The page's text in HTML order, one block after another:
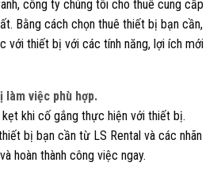
công ty chúng tôi cho thuê cung cấp
Bằng cách chọn thuê thiết bị bạn cần,
với thiết bị với các tính năng, lợi ích mới
việc phù hợp.
khi cố gắng thực hiện với thiết bị.
bị bạn cần từ LS Rental và các nhãn
hoàn thành công việc ngay.